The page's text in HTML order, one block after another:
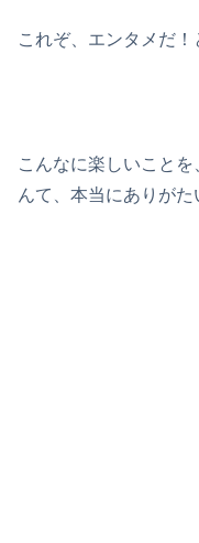
これぞ、エンタメだ！
こんなに楽しいこと
んて、本当にありがた